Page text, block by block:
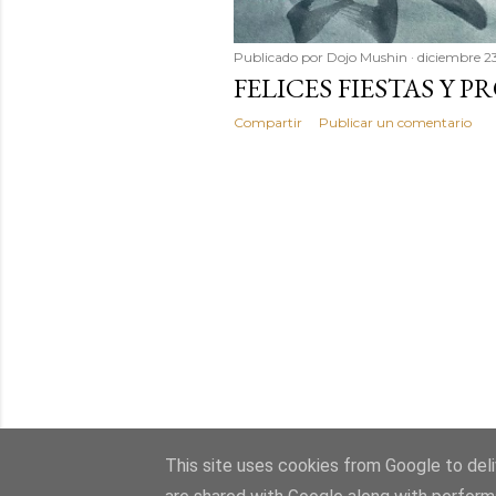
Publicado por Dojo Mushin diciembre
FELICES FIESTAS Y
Compartir Publicar un comentario
This site uses cookies from Google to